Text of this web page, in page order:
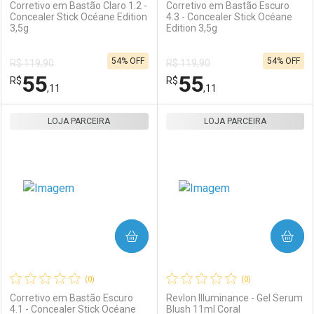
Ativar Desconto
Comprar sem Desconto
Por R$ 55,11/cada
Comprar sem Desconto
Por R$ 55,11/cada
Ativar Desconto
Comprar sem Desconto
Por R$ 55,11/cada
Comprar sem Desconto
Por R$ 55,11/cada
Corretivo em Bastão Claro 1.2 -
Concealer Stick Océane Edition
3,5g
R$ 119,90
R$55,11
54% OFF
Corretivo em Bastão Escuro
4.3 - Concealer Stick Océane
Edition 3,5g
R$ 119,90
R$55,11
54% OFF
(0)
Corretivo em Bastão Escuro
4.1 - Concealer Stick Océane
LOJA PARCEIRA
COMPRAR
(0)
Revlon Illuminance - Gel Serum
Blush 11ml Coral
LOJA PARCEIRA
COMPRAR